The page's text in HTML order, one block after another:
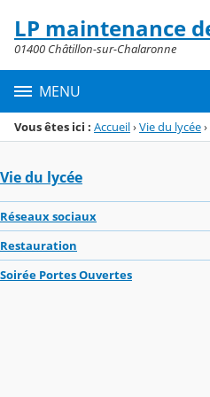
Menu de la rubrique
Contenu
LP maintenance
01400 Châtillon-sur-Chalaronne
MENU
Vous êtes ici : Accueil›Vie du lycée›
Vie du lycée
Réseaux sociaux
Restauration
Soirée Portes Ouvertes